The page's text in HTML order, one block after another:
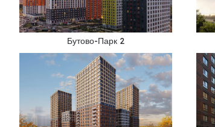
Бутово-Парк 2